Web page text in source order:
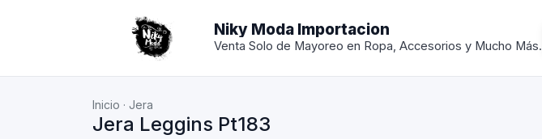
Niky Moda Importacion
Venta Solo de Mayoreo en Ropa, Accesorios y Mucho Más.
Inicio · Jera
Jera Leggins Pt183